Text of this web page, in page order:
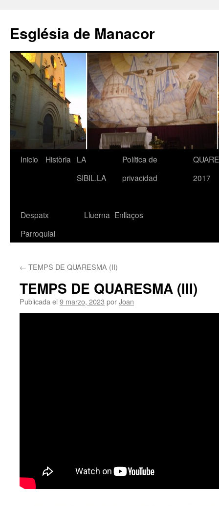
contenido
Església de Manacor
Inicio Història
LA
SIBIL.LA
Política de
privacidad
2017
Despatx
Parroquial
Lluerna Enllaços
← TEMPS DE QUARESMA (II)
TEMPS DE QUARESMA (III)
Publicada el 9 marzo, 2023 porJoan